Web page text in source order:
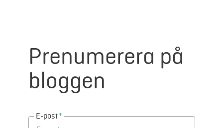
Prenumerera på
bloggen
E-post*